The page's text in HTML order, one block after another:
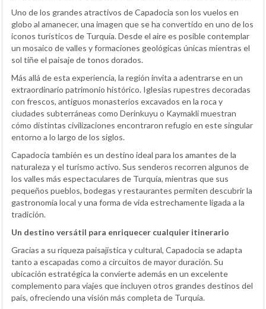
Uno de los grandes atractivos de Capadocia son los vuelos en
globo al amanecer, una imagen que se ha convertido en uno de los
iconos turísticos de Turquía. Desde el aire es posible contemplar
un mosaico de valles y formaciones geológicas únicas mientras el
sol tiñe el paisaje de tonos dorados.
Más allá de esta experiencia, la región invita a adentrarse en un
extraordinario patrimonio histórico. Iglesias rupestres decoradas
con frescos, antiguos monasterios excavados en la roca y
ciudades subterráneas como Derinkuyu o Kaymakli muestran
cómo distintas civilizaciones encontraron refugio en este singular
entorno a lo largo de los siglos.
Capadocia también es un destino ideal para los amantes de la
naturaleza y el turismo activo. Sus senderos recorren algunos de
los valles más espectaculares de Turquía, mientras que sus
pequeños pueblos, bodegas y restaurantes permiten descubrir la
gastronomía local y una forma de vida estrechamente ligada a la
tradición.
Un destino versátil para enriquecer cualquier itinerario
Gracias a su riqueza paisajística y cultural, Capadocia se adapta
tanto a escapadas como a circuitos de mayor duración. Su
ubicación estratégica la convierte además en un excelente
complemento para viajes que incluyen otros grandes destinos del
país, ofreciendo una visión más completa de Turquía.